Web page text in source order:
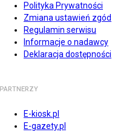
Polityka Prywatności
Zmiana ustawień zgód
Regulamin serwisu
Informacje o nadawcy
Deklaracja dostępności
PARTNERZY
E-kiosk.pl
E-gazety.pl